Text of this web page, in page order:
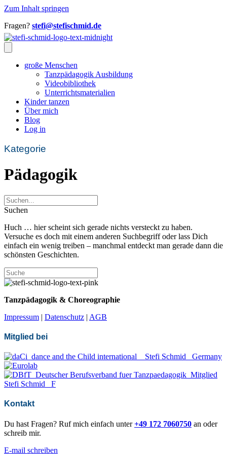
Zum Inhalt springen
Fragen? stefi@stefischmid.de
große Menschen
Tanzpädagogik Ausbildung
Videobibliothek
Unterrichtsmaterialien
Kinder tanzen
Über mich
Blog
Log in
Kategorie
Pädagogik
Suchen
Huch … hier scheint sich gerade nichts versteckt zu haben.
Versuche es doch mit einem anderen Suchbegriff oder lass Dich
einfach ein wenig treiben – manchmal entdeckt man gerade dann die
schönsten Geschichten.
Tanzpädagogik & Choreographie
Impressum | Datenschutz | AGB
Mitglied bei
Kontakt
Du hast Fragen? Ruf mich einfach unter+49 172 7060750 an oder
schreib mir.
E-mail schreiben